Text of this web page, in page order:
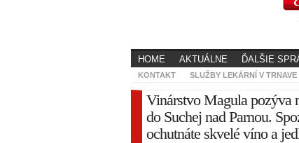
HOME AKTUÁLNE ĎALŠIE
KONTAKT SLUŽBY LEKÁRNÍ V TRNAVE
Vinárstvo Magula pozýva
do Suchej nad Parnou.
ochutnáte skvelé víno a